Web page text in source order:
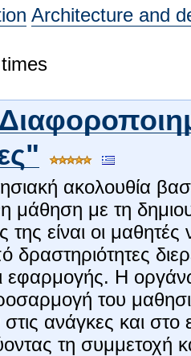
Architecture and
ακολουθία
μάθηση με τη
της είναι οι
δραστηριότητες
εφαρμογής. Η
του
ανάγκες και
τη συμμετοχή